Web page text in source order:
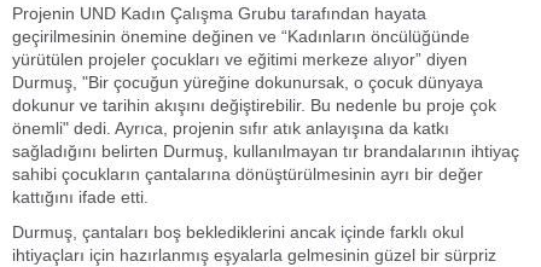
Projenin UND Kadın Çalışma Grubu tarafından hayata
geçirilmesinin önemine değinen ve “Kadınların öncülüğünde
yürütülen projeler çocukları ve eğitimi merkeze alıyor” diyen
Durmuş, "Bir çocuğun yüreğine dokunursak, o çocuk dünyaya
dokunur ve tarihin akışını değiştirebilir. Bu nedenle bu proje çok
önemli" dedi. Ayrıca, projenin sıfır atık anlayışına da katkı
sağladığını belirten Durmuş, kullanılmayan tır brandalarının ihtiyaç
sahibi çocukların çantalarına dönüştürülmesinin ayrı bir değer
kattığını ifade etti.
Durmuş, çantaları boş beklediklerini ancak içinde farklı okul
ihtiyaçları için hazırlanmış eşyalarla gelmesinin güzel bir sürpriz